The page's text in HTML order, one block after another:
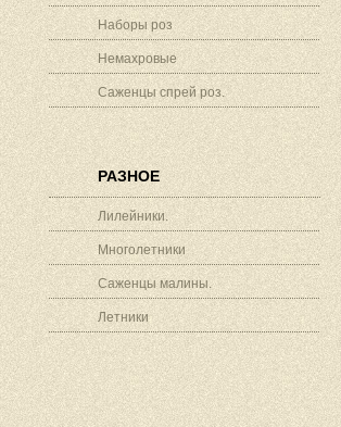
Наборы роз
Немахровые
Саженцы спрей роз.
РАЗНОЕ
Лилейники.
Многолетники
Саженцы малины.
Летники